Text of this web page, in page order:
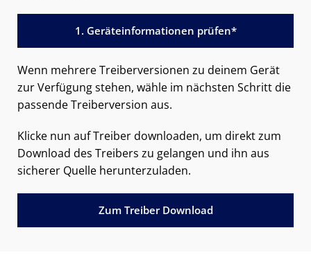
1. Geräteinformationen prüfen*
Wenn mehrere Treiberversionen zu deinem Gerät
zur Verfügung stehen, wähle im nächsten Schritt die
passende Treiberversion aus.
Klicke nun auf Treiber downloaden, um direkt zum
Download des Treibers zu gelangen und ihn aus
sicherer Quelle herunterzuladen.
Zum Treiber Download